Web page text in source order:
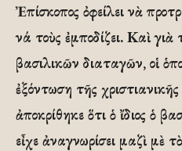
Ἐπίσκοπος ὀφείλει νὰ
νά τοὺς ἐμποδίζει. Καὶ
βασιλικῶν διαταγῶν, οἱ
ἐξόντωση τῆς
ἀποκρίθηκε ὅτι ὁ ἴδιος ὁ
εἶχε ἀναγνωρίσει μαζὶ μὲ